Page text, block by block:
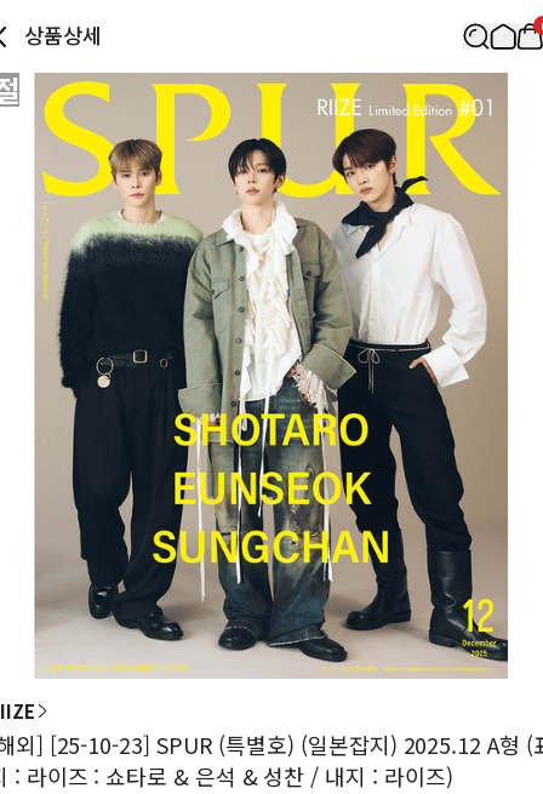
상품상세
외] [25-10-23] SPUR (특별호) (일본잡지) 2025.12 A형 (
: 라이즈 : 쇼타로 & 은석 & 성찬 / 내지 : 라이즈)